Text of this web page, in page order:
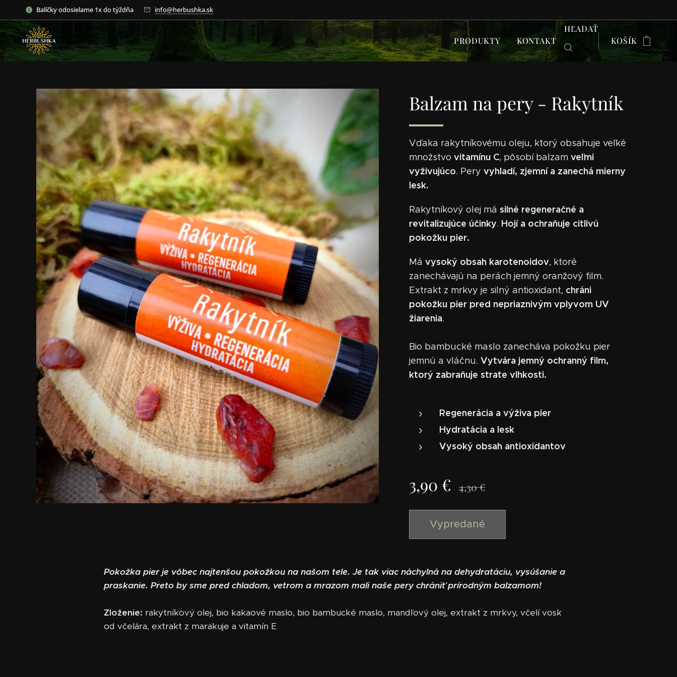
Balíčky odosielame 1x do týždňa info@herbushka.sk
PRODUKTY KONTAKT
HĽADAŤ
KOŠÍK
Balzam na pery - Rakytník
Vďaka rakytníkovému oleju, ktorý obsahuje veľké
množstvo vitamínu C, pôsobí balzam veľmi
vyživujúco. Pery vyhladí, zjemní a zanechá mierny
lesk.
Rakytníkový olej má silné regeneračné a
revitalizujúce účinky. Hojí a ochraňuje citlivú
pokožku pier.
Má vysoký obsah karotenoidov, ktoré
zanechávajú na perách jemný oranžový film.
Extrakt z mrkvy je silný antioxidant, chráni
pokožku pier pred nepriaznivým vplyvom UV
žiarenia.
Bio bambucké maslo zanecháva pokožku pier
jemnú a vláčnu. Vytvára jemný ochranný film,
ktorý zabraňuje strate vlhkosti.
Regenerácia a výživa pier
Hydratácia a lesk
Vysoký obsah antioxidantov
3,90 € 4,30€
Vypredané
Pokožka pier je vôbec najtenšou pokožkou na našom tele. Je tak viac náchylná na dehydratáciu, vysúšanie a
praskanie. Preto by sme pred chladom, vetrom a mrazom mali naše pery chrániť prírodným balzamom!
Zloženie: rakytníkový olej, bio kakaové maslo, bio bambucké maslo, mandľový olej, extrakt z mrkvy, včelí vosk
od včelára, extrakt z marakuje a vitamín E